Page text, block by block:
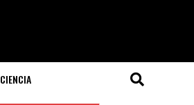
CIENCIA